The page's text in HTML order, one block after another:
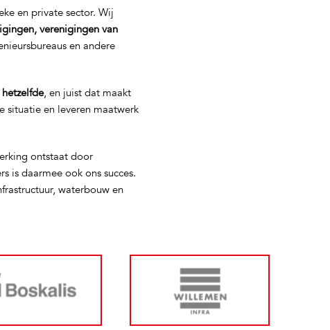
en private sector. Wij
verenigingen van
en andere
, en juist dat maakt
situatie en leveren maatwerk
ontstaat door
is daarmee ook ons succes.
waterbouw en